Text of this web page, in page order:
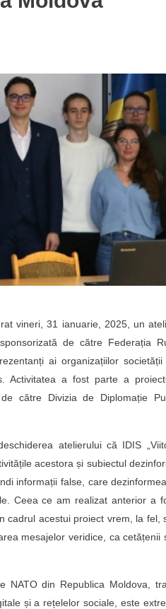
vineri, 31 ianuarie, 2025, un
de către Federația
ai organizațiilor
a fost parte a
către Divizia de Diplomație
atelierului că IDIS
acestora și subiectul
informații false, care
Ceea ce am realizat anterior a
cadrul acestui proiect vrem, la fel,
mesajelor veridice, ca cetățenii
NATO din Republica Moldova,
și a rețelelor sociale, este